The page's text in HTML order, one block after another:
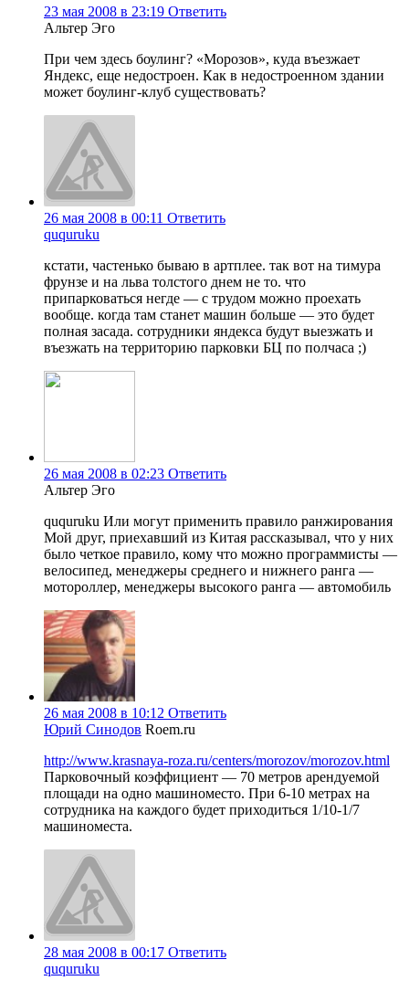
23 мая 2008 в 23:19 Ответить
Альтер Эго
При чем здесь боулинг? «Морозов», куда въезжает
Яндекс, еще недостроен. Как в недостроенном здании
может боулинг-клуб существовать?
26 мая 2008 в 00:11 Ответить
ququruku
кстати, частенько бываю в артплее. так вот на тимура
фрунзе и на льва толстого днем не то. что
припарковаться негде — с трудом можно проехать
вообще. когда там станет машин больше — это будет
полная засада. сотрудники яндекса будут выезжать и
въезжать на территорию парковки БЦ по полчаса ;)
26 мая 2008 в 02:23 Ответить
Альтер Эго
ququruku Или могут применить правило ранжирования
Мой друг, приехавший из Китая рассказывал, что у них
было четкое правило, кому что можно программисты —
велосипед, менеджеры среднего и нижнего ранга —
мотороллер, менеджеры высокого ранга — автомобиль
26 мая 2008 в 10:12 Ответить
Юрий Синодов Roem.ru
http://www.krasnaya-roza.ru/centers/morozov/morozov.html
Парковочный коэффициент — 70 метров арендуемой
площади на одно машиноместо. При 6-10 метрах на
сотрудника на каждого будет приходиться 1/10-1/7
машиноместа.
28 мая 2008 в 00:17 Ответить
ququruku